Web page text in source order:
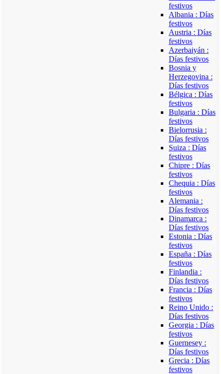
festivos
Albania : Días
festivos
Austria : Días
festivos
Azerbaiyán :
Días festivos
Bosnia y
Herzegovina :
Días festivos
Bélgica : Días
festivos
Bulgaria : Días
festivos
Bielorrusia :
Días festivos
Suiza : Días
festivos
Chipre : Días
festivos
Chequia : Días
festivos
Alemania :
Días festivos
Dinamarca :
Días festivos
Estonia : Días
festivos
España : Días
festivos
Finlandia :
Días festivos
Francia : Días
festivos
Reino Unido :
Días festivos
Georgia : Días
festivos
Guernesey :
Días festivos
Grecia : Días
festivos